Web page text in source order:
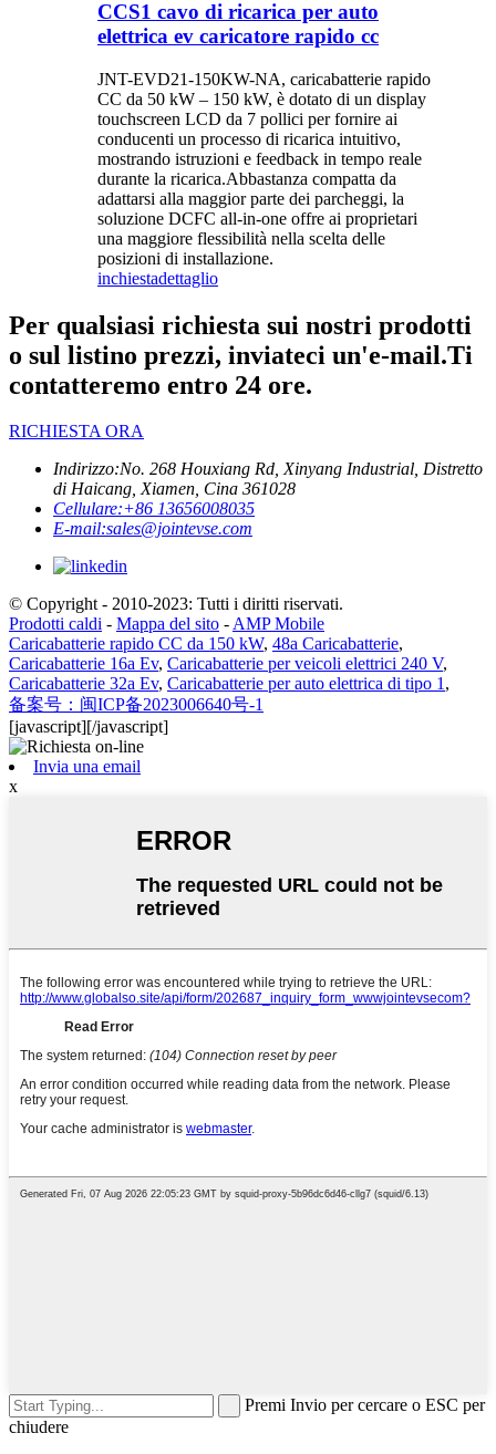
CCS1 cavo di ricarica per auto
elettrica ev caricatore rapido cc
JNT-EVD21-150KW-NA, caricabatterie rapido
CC da 50 kW – 150 kW, è dotato di un display
touchscreen LCD da 7 pollici per fornire ai
conducenti un processo di ricarica intuitivo,
mostrando istruzioni e feedback in tempo reale
durante la ricarica.Abbastanza compatta da
adattarsi alla maggior parte dei parcheggi, la
soluzione DCFC all-in-one offre ai proprietari
una maggiore flessibilità nella scelta delle
posizioni di installazione.
inchiestadettaglio
Per qualsiasi richiesta sui nostri prodotti
o sul listino prezzi, inviateci un'e-mail.Ti
contatteremo entro 24 ore.
RICHIESTA ORA
Indirizzo:No. 268 Houxiang Rd, Xinyang Industrial, Distretto
di Haicang, Xiamen, Cina 361028
Cellulare:+86 13656008035
E-mail:sales@jointevse.com
© Copyright - 2010-2023: Tutti i diritti riservati.
Prodotti caldi - Mappa del sito -AMP Mobile
Caricabatterie rapido CC da 150 kW, 48a Caricabatterie,
Caricabatterie 16a Ev, Caricabatterie per veicoli elettrici 240 V,
Caricabatterie 32a Ev, Caricabatterie per auto elettrica di tipo 1,
备案号：闽ICP备2023006640号-1
[javascript] [/javascript]
Invia una email
x
Premi Invio per cercare o ESC per
chiudere